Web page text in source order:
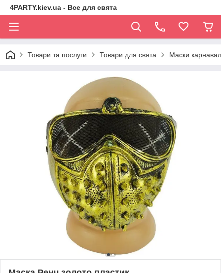
4PARTY.kiev.ua - Все для свята
Товари та послуги Товари для свята Маски